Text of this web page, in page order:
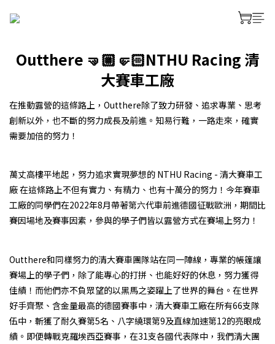
Outthere 🤜🏼🤛🏻NTHU Racing 清
大賽車工廠
在推動露營的這條路上，Outthere除了致力研發、追求專業、思考
創新以外，也不斷的努力成長及前進。知易行難，一路走來，確實
需要加倍的努力！
萬丈高樓平地起，努力追求實現夢想的 NTHU Racing - 清大賽車工
廠 在這條路上不但有實力、有精力、也有十萬分的努力！今年賽車
工廠的同學們在2022年8月帶著第六代車前進德國征戰歐洲，期間比
賽因場地及賽事因素，參與的學子們皆以露營方式在賽場上努力！
prev next
Outthere和同樣努力的清大賽車團隊站在同一陣線，專業的帳篷讓
賽場上的學子們，除了能專心的打拼、也能好好的休息，努力獲得
佳績！而他們亦不負眾望的以黑馬之姿躍上了世界的舞台。在世界
好手齊聚、含金量最高的德國賽事中，清大賽車工廠在所有66支隊
伍中，斬獲了耐久賽第5名、八字繞環第9及直線加速第12的亮眼成
績。即便轉戰克羅埃西亞賽事，在31支各國代表隊中，我們清大團